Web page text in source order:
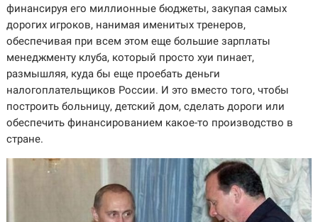
финансируя его миллионные бюджеты, закупая самых
дорогих игроков, нанимая именитых тренеров,
обеспечивая при всем этом еще большие зарплаты
менеджменту клуба, который просто хуи пинает,
размышляя, куда бы еще проебать деньги
налогоплательщиков России. И это вместо того, чтобы
построить больницу, детский дом, сделать дороги или
обеспечить финансированием какое-то производство в
стране.